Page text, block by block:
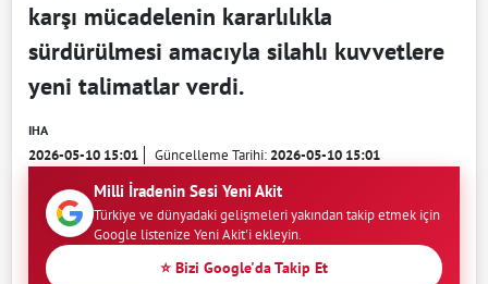
karşı mücadelenin kararlılıkla
sürdürülmesi amacıyla silahlı kuvvetlere
yeni talimatlar verdi.
IHA
2026-05-10 15:01 Güncelleme Tarihi:2026-05-10 15:01
Milli İradenin Sesi Yeni Akit
Türkiye ve dünyadaki gelişmeleri yakından takip etmek için
Google listenize Yeni Akit'i ekleyin.
⭐ Bizi Google'da Takip Et